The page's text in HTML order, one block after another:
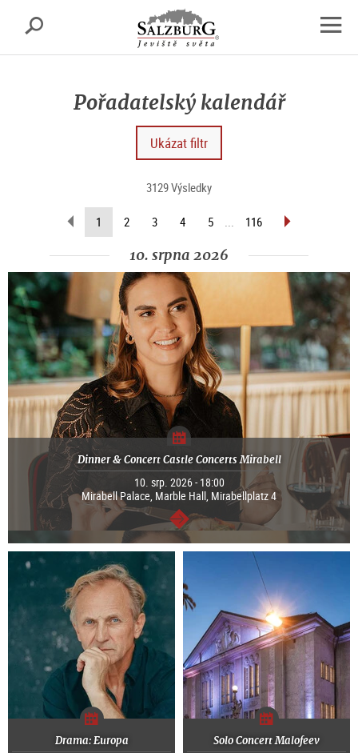
sr.skipnav.Zum
Inhalt
springen
sr.skipnav.Zum
Hauptmenü
springen
sr.skipnav.Zu
den
Kontaktinformationen
Vyhledávání
Pořadatelský kalendář
Ukázat filtr
3129 Výsledky
scroll
back
page)
1 (current
page)
2 3 4 5 ... 116 scroll
page)
10. srpna 2026
Dinner & Concert Castle Concerts Mirabell
10. srp. 2026 - 18:00
Mirabell Palace, Marble Hall, Mirabellplatz 4
continue
Drama: Europa Solo Concert Malofeev